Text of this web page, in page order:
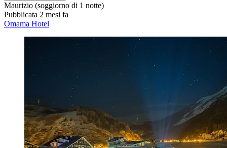
Maurizio (soggiorno di 1 notte)
Pubblicata 2 mesi fa
Omama Hotel